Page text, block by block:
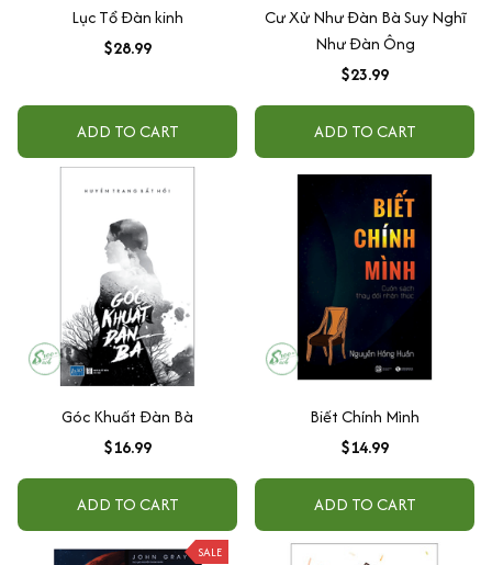
Lục Tổ Đàn kinh
$28.99
ADD TO CART
Cư Xử Như Đàn Bà Suy Nghĩ
Như Đàn Ông
$23.99
ADD TO CART
Góc Khuất Đàn Bà
$16.99
ADD TO CART
Biết Chính Mình
$14.99
ADD TO CART
SALE